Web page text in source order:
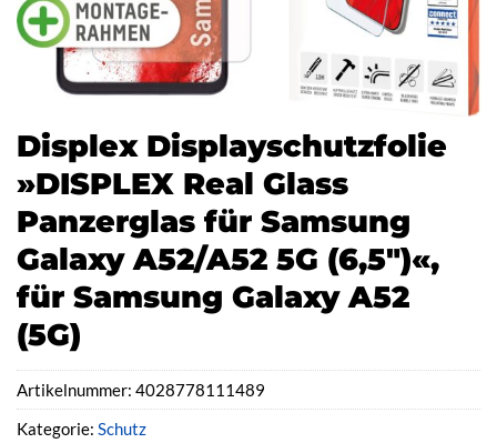
Displex Displayschutzfolie
»DISPLEX Real Glass
Panzerglas für Samsung
Galaxy A52/A52 5G (6,5″)«,
für Samsung Galaxy A52
(5G)
Artikelnummer: 4028778111489
Kategorie: Schutz